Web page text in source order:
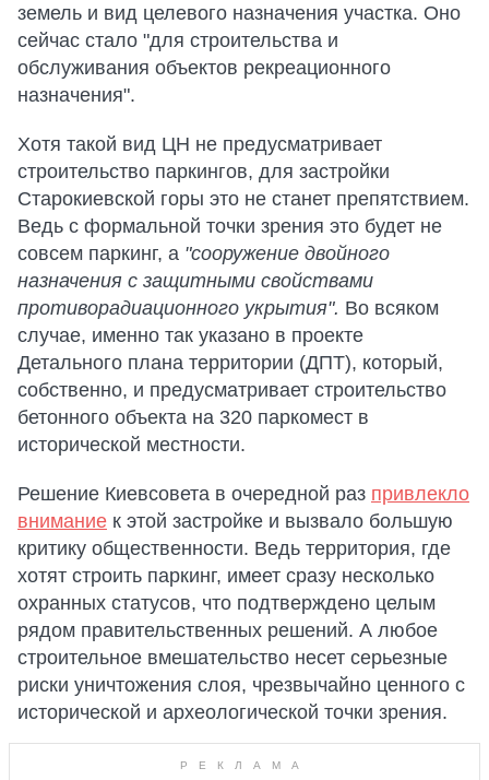
земель и вид целевого назначения участка. Оно
сейчас стало "для строительства и
обслуживания объектов рекреационного
назначения".
Хотя такой вид ЦН не предусматривает
строительство паркингов, для застройки
Старокиевской горы это не станет препятствием.
Ведь с формальной точки зрения это будет не
совсем паркинг, а "сооружение двойного
назначения с защитными свойствами
противорадиационного укрытия". Во всяком
случае, именно так указано в проекте
Детального плана территории (ДПТ), который,
собственно, и предусматривает строительство
бетонного объекта на 320 паркомест в
исторической местности.
Решение Киевсовета в очередной раз привлекло
внимание к этой застройке и вызвало большую
критику общественности. Ведь территория, где
хотят строить паркинг, имеет сразу несколько
охранных статусов, что подтверждено целым
рядом правительственных решений. А любое
строительное вмешательство несет серьезные
риски уничтожения слоя, чрезвычайно ценного с
исторической и археологической точки зрения.